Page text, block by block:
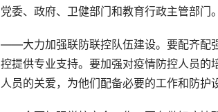
党委、政府、卫健部门和教育行政主管部门
——大力加强联防联控队伍建设。要配齐配
控提供专业支持。要加强对疫情防控人员
人员的关爱，为他们配备必要的工作和防护